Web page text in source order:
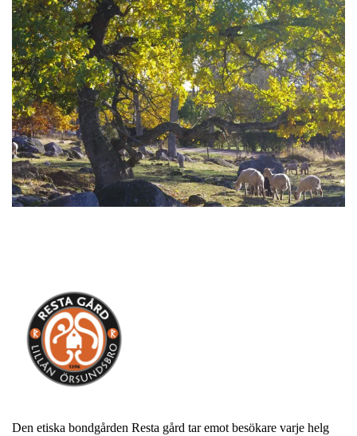
Den etiska bondgården Resta gård tar emot besökare varje helg